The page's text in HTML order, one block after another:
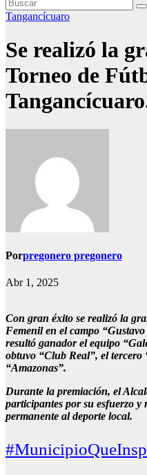
Tangancícuaro
Se realizó la
Torneo de
Porpregonero pregonero
Abr 1, 2025
Con gran éxito se realizó la
Femenil en el campo “Gustavo
resultó ganador el equipo
obtuvo “Club Real”, el tercero
“Amazonas”.
Durante la premiación, el
participantes por su esfuerzo y
permanente al deporte local.